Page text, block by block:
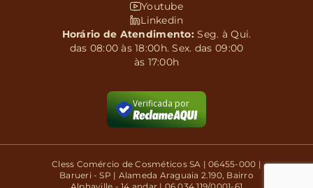
Youtube
Linkedin
Horário de Atendimento:Seg. à Qui.
das 08:00 às 18:00h. Sex. das 09:00
às 17:00h
Verificada por
Cless Comércio de Cosméticos SA | 06455-000 |
Barueri - SP | Alameda Araguaia 2.190, Bairro